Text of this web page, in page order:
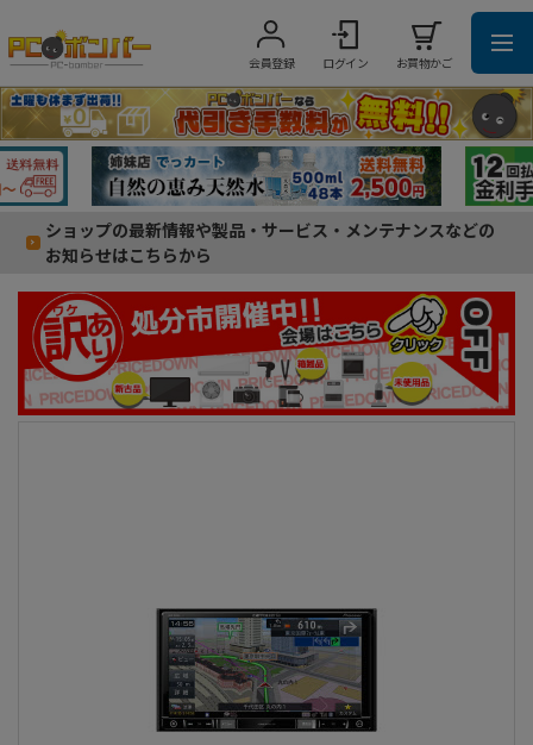
会員登録 ログイン お買物かご
ショップの最新情報や製品・サービス・メンテナンスなどの
お知らせはこちらから